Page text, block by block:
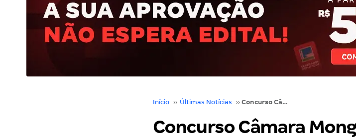
Início ›› Últimas Notícias ›› Concurso Câmara Mongaguá SP: iniciais de até R$ 7,2 mil; veja
Concurso Câmara